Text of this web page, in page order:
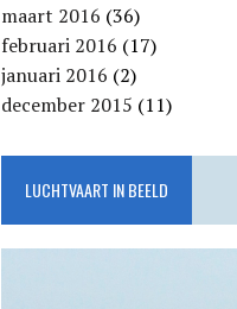
maart 2016 (36)
februari 2016 (17)
januari 2016 (2)
december 2015 (11)
LUCHTVAART IN BEELD